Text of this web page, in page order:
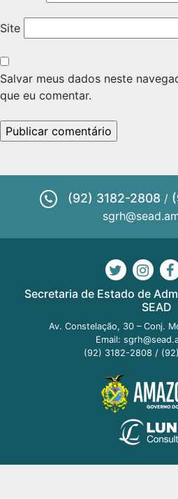
Site
Salvar meus dados neste
que eu comentar.
(92) 3182-2808 /
Secretaria de Estado de
SEAD
Av. Constelação, 30 – Conj.
Email:
(92) 3182-2808 /